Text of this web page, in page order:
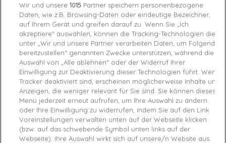
Politique de livraison (à modifier dans le module
"Réassurance")
Politique retours (à modifier dans le module
"Réassurance")
Caractéristiques produit
Product Details Produktsicherheitsverordnung (GPSR)
Reference TB0A1LU3 17
Wir und unsere1015 Partner speichern personenbezogene
Daten, wie z.B. Browsing-Daten oder eindeutige Bezeichner,
auf Ihrem Gerät und greifen darauf zu. Wenn Sie „Ich
akzeptiere“ auswählen, können die Tracking-Technologien die
unter „Wir und unsere Partner verarbeiten Daten, um Folgendes
bereitzustellen“ genannten Zwecke unterstützen, während die
Auswahl von „Alle ablehnen“ oder der Widerruf Ihrer
Einwilligung zur Deaktivierung dieser Technologien führt. Wenn
Tracker deaktiviert sind, erscheinen möglicherweise Inhalte und
Anzeigen, die weniger relevant für Sie sind. Sie können dieses
Menü jederzeit erneut aufrufen, um Ihre Auswahl zu ändern
oder Ihre Einwilligung zu widerrufen, indem Sie auf den Link
Voreinstellungen verwalten unten auf der Webseite klicken
(bzw. auf das schwebende Symbol unten links auf der
Webseite). Ihre Auswahl wirkt sich auf unsere/n Website aus.